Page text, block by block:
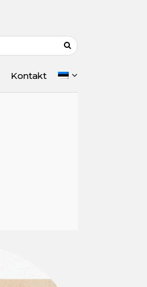
Kontakt